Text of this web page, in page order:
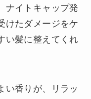
ナイトキャップ発
けたダメージをケ
い髪に整えてくれ
い香りが、リラッ